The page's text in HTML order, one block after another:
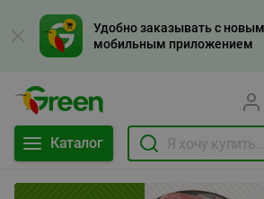
Удобно заказывать с новым
мобильным приложением
Каталог